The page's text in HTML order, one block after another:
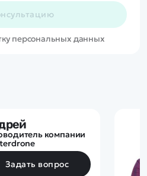
персональных данных
компании
Задать вопрос